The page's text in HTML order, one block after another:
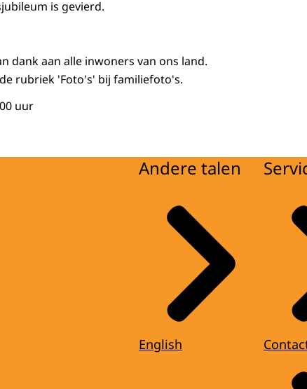
is gevierd.
dank aan alle inwoners van ons land.
rubriek 'Foto's' bij familiefoto's.
uur
Andere talen
English